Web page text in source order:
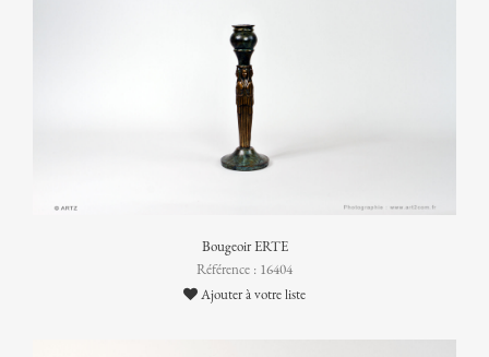
Bougeoir ERTE
Référence : 16404
Ajouter à votre liste